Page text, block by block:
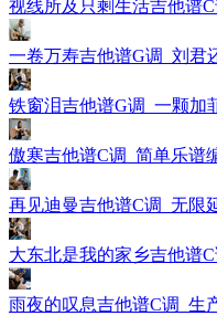
视线所及只剩生活吉他谱
一卷万寿吉他谱G调_刘君
铁窗泪吉他谱G调_一颗加
傲寒吉他谱C调_简单乐谱
再见迪曼吉他谱C调_无限
大东北是我的家乡吉他谱
雨夜的叹息吉他谱C调_生